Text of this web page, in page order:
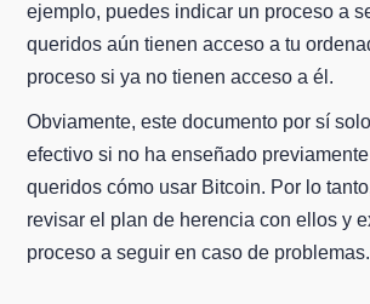
ejemplo, puedes indicar un proceso a
queridos aún tienen acceso a tu
proceso si ya no tienen acceso a él.
Obviamente, este documento por sí
efectivo si no ha enseñado
queridos cómo usar Bitcoin. Por lo
revisar el plan de herencia con ellos y
proceso a seguir en caso de problemas.